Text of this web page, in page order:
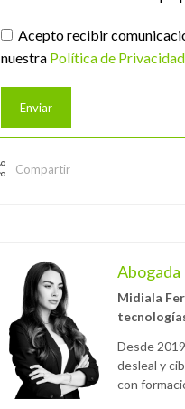
Acepto recibir
nuestra Política de Privacidad
Compartir
Abogada
Midiala
Desde
desleal y
con